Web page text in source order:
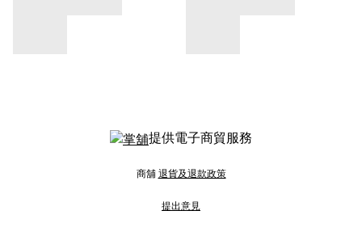
提供電子商貿服務
商舖 退貨及退款政策
提出意見